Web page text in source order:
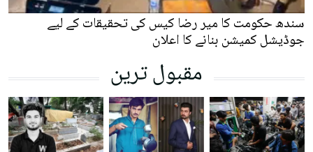
سندھ حکومت کا میر رضا کیس کی تحقیقات کے لیے
جوڈیشل کمیشن بنانے کا اعلان
مقبول ترین